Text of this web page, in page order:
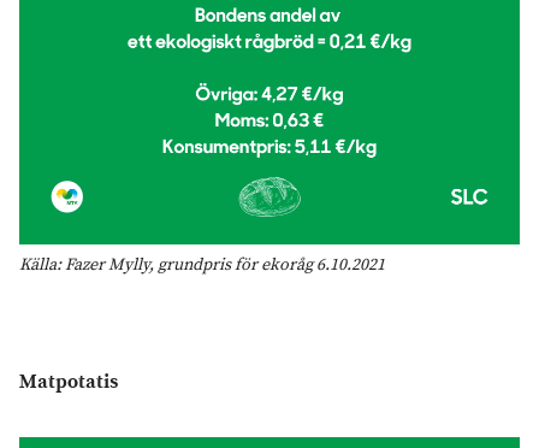
Källa: Fazer Mylly, grundpris för ekoråg 6.10.2021
Matpotatis